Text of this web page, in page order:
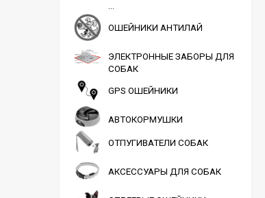
...
ОШЕЙНИКИ АНТИЛАЙ
ЭЛЕКТРОННЫЕ ЗАБОРЫ ДЛЯ
СОБАК
GPS ОШЕЙНИКИ
АВТОКОРМУШКИ
ОТПУГИВАТЕЛИ СОБАК
АКСЕССУАРЫ ДЛЯ СОБАК